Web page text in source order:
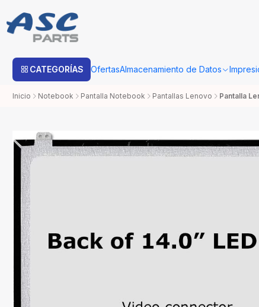
CATEGORÍAS OfertasAlmacenamiento de Datos
Estimado cliente: Una vez su compra sea procesada
Inicio Notebook Pantalla Notebook Pantallas Lenovo Pantalla